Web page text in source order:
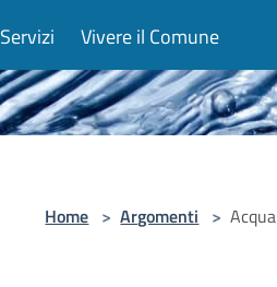
Servizi Vivere il Comune
Home > Argomenti > Acqua